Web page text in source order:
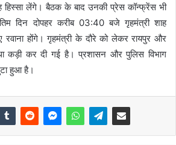
हिस्सा लेंगे। बैठक के बाद उनकी प्रेस कॉन्फ्रेंस भी
दिन दोपहर करीब 03:40 बजे गृहमंत्री शाह
होंगे। गृहमंत्री के दौरे को लेकर रायपुर और
कड़ी कर दी गई है। प्रशासन और पुलिस विभाग
हुआ है।